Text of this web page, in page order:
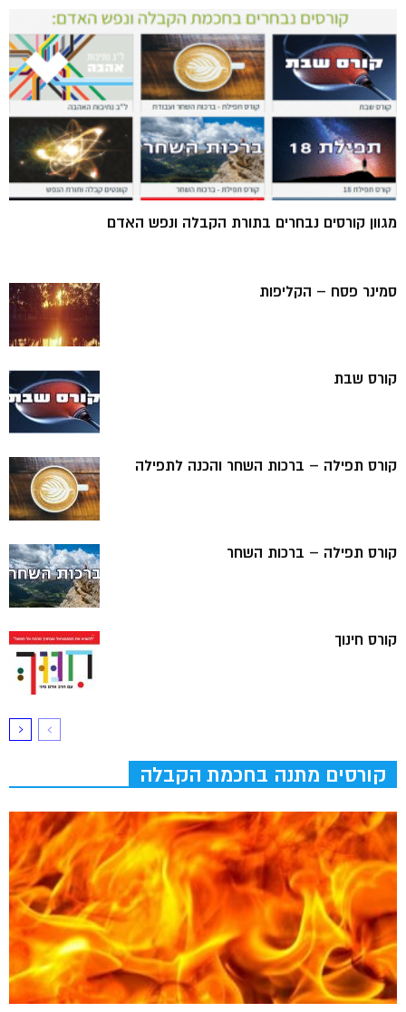
מגוון קורסים נבחרים בתורת הקבלה ונפש האדם
סמינר פסח – הקליפות
קורס שבת
קורס תפילה – ברכות השחר והכנה לתפילה
קורס תפילה – ברכות השחר
קורס חינוך
קורסים מתנה בחכמת הקבלה